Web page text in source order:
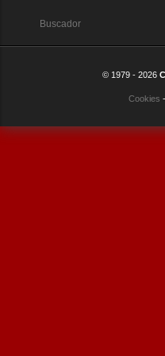
Buscador
© 1979 - 2026
Cookies -